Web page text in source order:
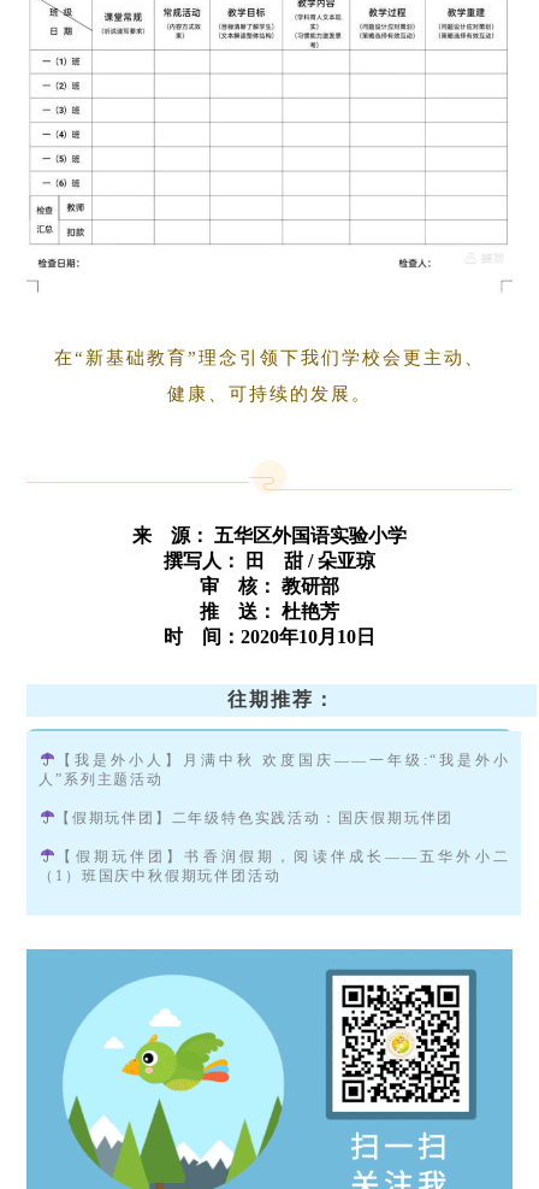
在“新基础教育”理念引领下我们学校会更主动、
健康、可持续的发展。
来 源： 五华区外国语实验小学
撰写人：
田 甜 / 朵亚琼
审 核： 教研部
推 送： 杜艳芳
时 间：2020年10月10日
往期推荐：
【我是外小人】月满中秋 欢度国庆——一年级:“我是外小
人”系列主题活动
【假期玩伴团】二年级特色实践活动：国庆假期玩伴团
【假期玩伴团】书香润假期，阅读伴成长——五华外小二
（1）班国庆中秋假期玩伴团活动